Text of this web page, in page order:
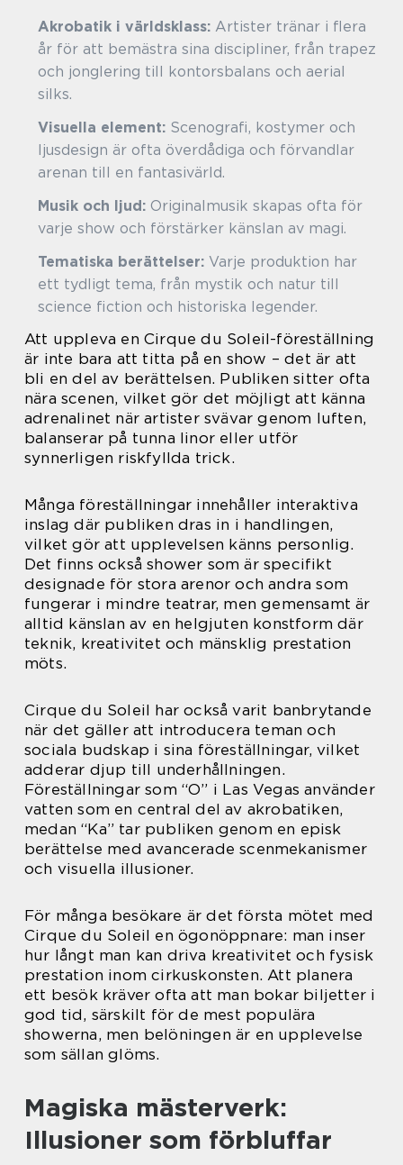
Akrobatik i världsklass: Artister tränar i flera
år för att bemästra sina discipliner, från trapez
och jonglering till kontorsbalans och aerial
silks.
Visuella element: Scenografi, kostymer och
ljusdesign är ofta överdådiga och förvandlar
arenan till en fantasivärld.
Musik och ljud: Originalmusik skapas ofta för
varje show och förstärker känslan av magi.
Tematiska berättelser: Varje produktion har
ett tydligt tema, från mystik och natur till
science fiction och historiska legender.
Att uppleva en Cirque du Soleil-föreställning
är inte bara att titta på en show – det är att
bli en del av berättelsen. Publiken sitter ofta
nära scenen, vilket gör det möjligt att känna
adrenalinet när artister svävar genom luften,
balanserar på tunna linor eller utför
synnerligen riskfyllda trick.
Många föreställningar innehåller interaktiva
inslag där publiken dras in i handlingen,
vilket gör att upplevelsen känns personlig.
Det finns också shower som är specifikt
designade för stora arenor och andra som
fungerar i mindre teatrar, men gemensamt är
alltid känslan av en helgjuten konstform där
teknik, kreativitet och mänsklig prestation
möts.
Cirque du Soleil har också varit banbrytande
när det gäller att introducera teman och
sociala budskap i sina föreställningar, vilket
adderar djup till underhållningen.
Föreställningar som “O” i Las Vegas använder
vatten som en central del av akrobatiken,
medan “Ka” tar publiken genom en episk
berättelse med avancerade scenmekanismer
och visuella illusioner.
För många besökare är det första mötet med
Cirque du Soleil en ögonöppnare: man inser
hur långt man kan driva kreativitet och fysisk
prestation inom cirkuskonsten. Att planera
ett besök kräver ofta att man bokar biljetter i
god tid, särskilt för de mest populära
showerna, men belöningen är en upplevelse
som sällan glöms.
Magiska mästerverk:
Illusioner som förbluffar